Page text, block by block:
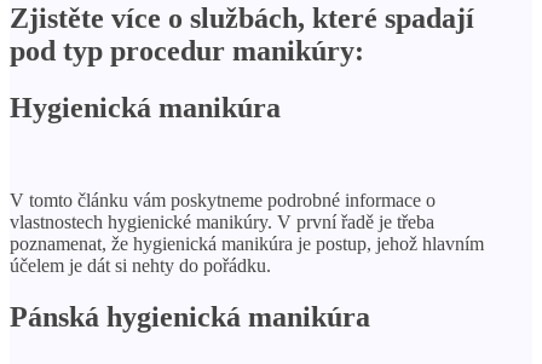
Zjistěte více o službách, které spadají
pod typ procedur manikúry:
Hygienická manikúra
V tomto článku vám poskytneme podrobné informace o
vlastnostech hygienické manikúry. V první řadě je třeba
poznamenat, že hygienická manikúra je postup, jehož hlavním
účelem je dát si nehty do pořádku.
Pánská hygienická manikúra